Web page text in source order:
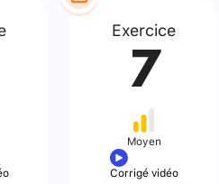
Exercice
7
Moyen
Corrigé vidéo